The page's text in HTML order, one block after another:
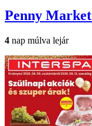
Penny Market
4 nap múlva lejár